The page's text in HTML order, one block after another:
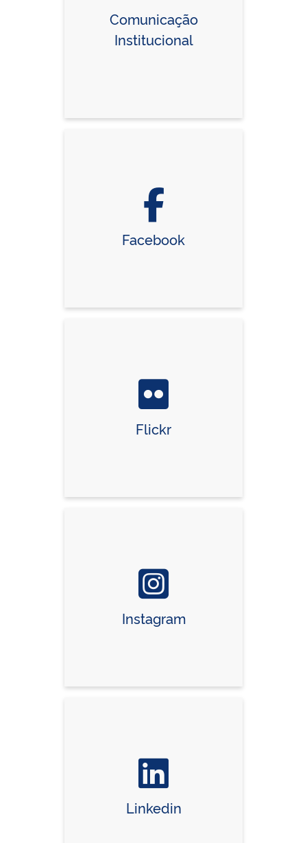
Comunicação
Institucional
Facebook
Flickr
Instagram
Linkedin